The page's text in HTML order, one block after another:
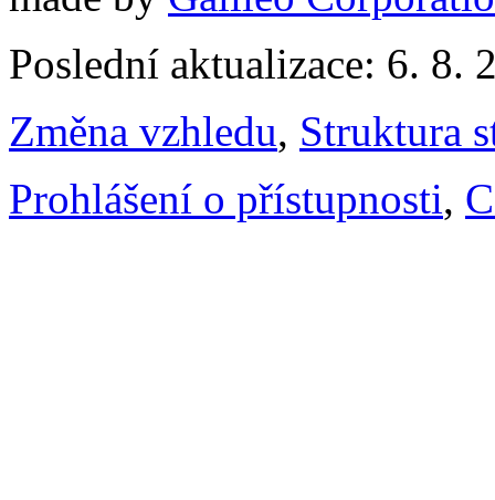
Poslední aktualizace: 6. 8.
Změna vzhledu, Struktura
Prohlášení o přístupnosti,